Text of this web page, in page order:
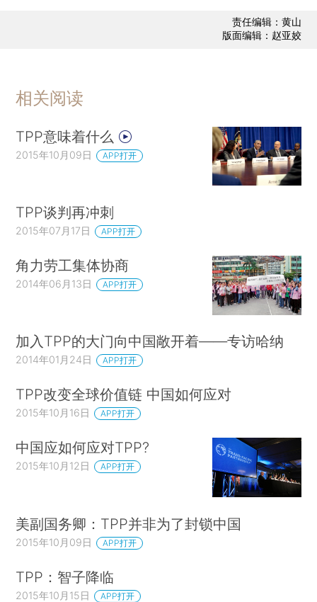
责任编辑：黄山
版面编辑：赵亚姣
相关阅读
TPP意味着什么
2015年10月09日 APP打开
TPP谈判再冲刺
2015年07月17日 APP打开
角力劳工集体协商
2014年06月13日 APP打开
加入TPP的大门向中国敞开着——专访哈纳
2014年01月24日 APP打开
TPP改变全球价值链 中国如何应对
2015年10月16日 APP打开
中国应如何应对TPP?
2015年10月12日 APP打开
美副国务卿：TPP并非为了封锁中国
2015年10月09日 APP打开
TPP：智子降临
2015年10月15日 APP打开